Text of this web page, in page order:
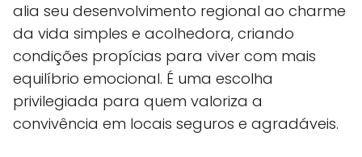
alia seu desenvolvimento regional ao charme
da vida simples e acolhedora, criando
condições propícias para viver com mais
equilíbrio emocional. É uma escolha
privilegiada para quem valoriza a
convivência em locais seguros e agradáveis.